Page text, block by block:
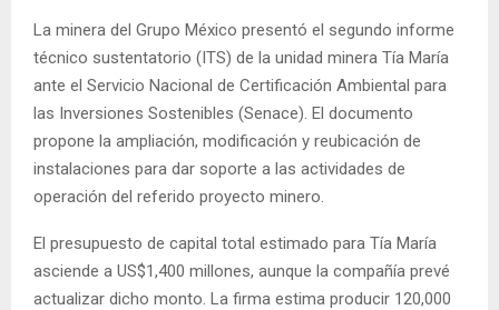
La minera del Grupo México presentó el segundo informe
técnico sustentatorio (ITS) de la unidad minera Tía María
ante el Servicio Nacional de Certificación Ambiental para
las Inversiones Sostenibles (Senace). El documento
propone la ampliación, modificación y reubicación de
instalaciones para dar soporte a las actividades de
operación del referido proyecto minero.
El presupuesto de capital total estimado para Tía María
asciende a US$1,400 millones, aunque la compañía prevé
actualizar dicho monto. La firma estima producir 120,000